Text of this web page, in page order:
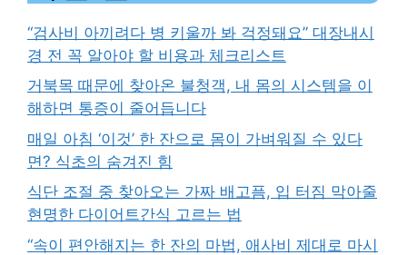
“검사비 아끼려다 병 키울까 봐 걱정돼요” 대장내시
경 전 꼭 알아야 할 비용과 체크리스트
거북목 때문에 찾아온 불청객, 내 몸의 시스템을 이
해하면 통증이 줄어듭니다
매일 아침 ‘이것’ 한 잔으로 몸이 가벼워질 수 있다
면? 식초의 숨겨진 힘
식단 조절 중 찾아오는 가짜 배고픔, 입 터짐 막아줄
현명한 다이어트간식 고르는 법
“속이 편안해지는 한 잔의 마법, 애사비 제대로 마시